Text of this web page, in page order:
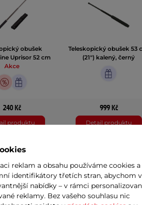
obušek
Uprisor 52 cm
Akce
Teleskopický obušek 53
(21") kalený, černý
240 Kč
produktu
999 Kč
Detail produktu
reklam a obsahu používáme cookies a
identifikátory třetích stran, abychom
nabídky – v rámci
reklamy. Bez vašeho souhlasu nic